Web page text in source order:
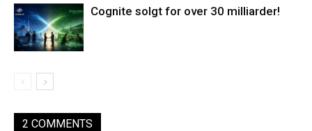
Cognite solgt for over 30 milliarder!
2 COMMENTS